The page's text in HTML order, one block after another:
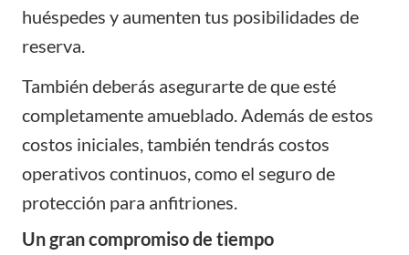
huéspedes y aumenten tus posibilidades de
reserva.
También deberás asegurarte de que esté
completamente amueblado. Además de estos
costos iniciales, también tendrás costos
operativos continuos, como el seguro de
protección para anfitriones.
Un gran compromiso de tiempo